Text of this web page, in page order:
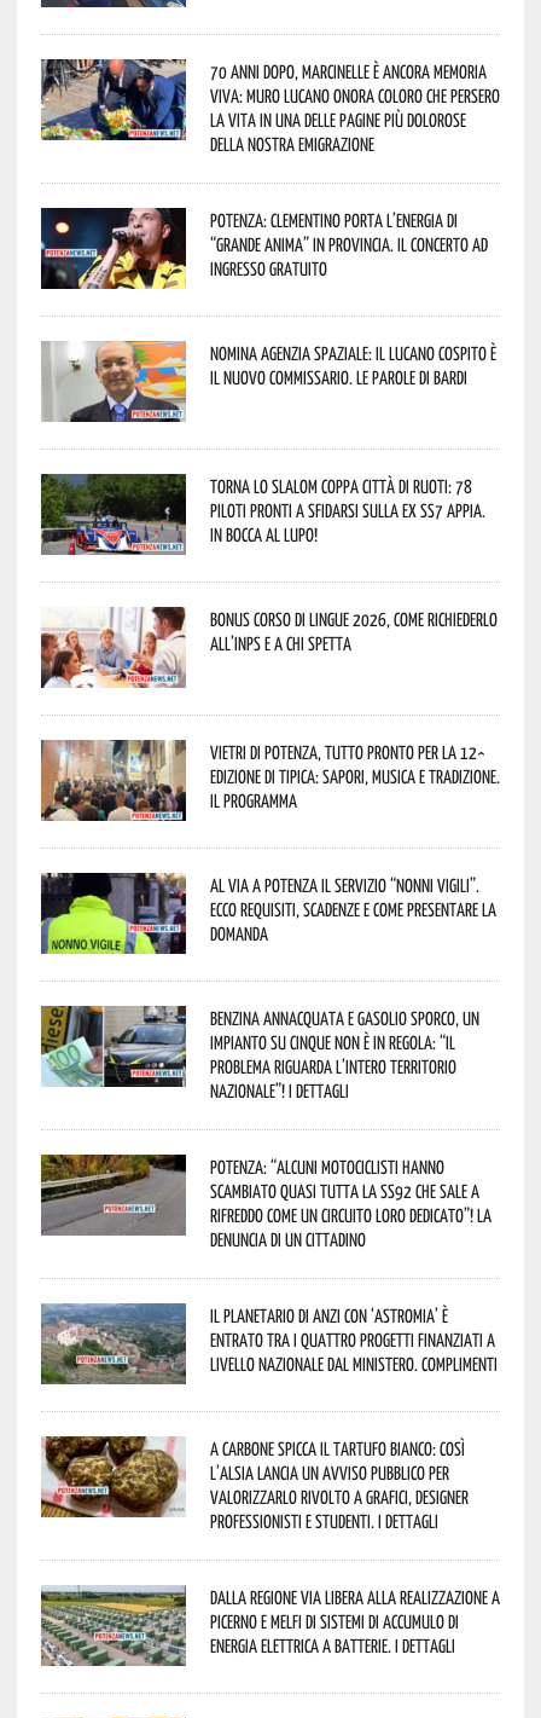
70 anni dopo, Marcinelle è ancora memoria
viva: Muro Lucano onora coloro che persero
la vita in una delle pagine più dolorose
della nostra emigrazione
Potenza: Clementino porta l’energia di
“Grande Anima” in provincia. Il concerto ad
ingresso gratuito
Nomina Agenzia Spaziale: il lucano Cospito è
il nuovo commissario. Le parole di Bardi
Torna lo Slalom Coppa Città di Ruoti: 78
piloti pronti a sfidarsi sulla ex SS7 Appia.
In bocca al lupo!
Bonus corso di lingue 2026, come richiederlo
all’INPS e a chi spetta
Vietri di Potenza, tutto pronto per la 12^
Edizione di Tipica: sapori, musica e tradizione.
Il programma
Al via a Potenza il servizio “Nonni Vigili”.
Ecco requisiti, scadenze e come presentare la
domanda
Benzina annacquata e gasolio sporco, un
impianto su cinque non è in regola: “il
problema riguarda l’intero territorio
Nazionale”! I dettagli
Potenza: “alcuni motociclisti hanno
scambiato quasi tutta la SS92 che sale a
Rifreddo come un circuito loro dedicato”! La
denuncia di un cittadino
Il Planetario di Anzi con ‘Astromia’ è
entrato tra i quattro progetti finanziati a
livello nazionale dal Ministero. Complimenti
A Carbone spicca il tartufo bianco: così
l’Alsia lancia un avviso pubblico per
valorizzarlo rivolto a grafici, designer
professionisti e studenti. I dettagli
Dalla Regione via libera alla realizzazione a
Picerno e Melfi di sistemi di accumulo di
energia elettrica a batterie. I dettagli